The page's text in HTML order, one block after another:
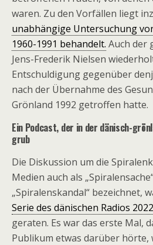
waren. Zu den Vorfällen liegt
unabhängige Untersuchung
1960-1991 behandelt. Auch der
Jens-Frederik Nielsen
Entschuldigung gegenüber
nach der Übernahme des
Grönland 1992 getroffen hatte.
Ein Podcast, der in der dänisch-
grub
Die Diskussion um die
Medien auch als
„Spiralenskandal“ bezeichnet,
Serie des dänischen Radios 2022
geraten. Es war das erste Mal,
Publikum etwas darüber hörte,